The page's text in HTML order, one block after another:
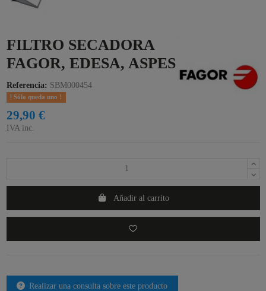
FILTRO SECADORA
FAGOR, EDESA, ASPES
Referencia: SBM000454
Sólo queda uno !
29,90 €
IVA inc.
Añadir al carrito
Realizar una consulta sobre este producto